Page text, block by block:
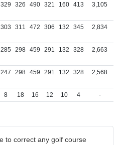
329 326 490 321 160 413 3,105
303 311 472 306 132 345 2,834
285 298 459 291 132 328 2,663
247 298 459 291 132 328 2,568
8 18 16 12 10 4 -
to correct any golf course